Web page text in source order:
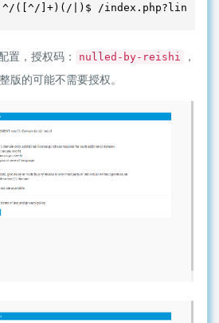
^/([^/]+)(/|)$ /index.php?link1=
置，授权码： nulled-by-reishi
，
版的可能不需要授权。